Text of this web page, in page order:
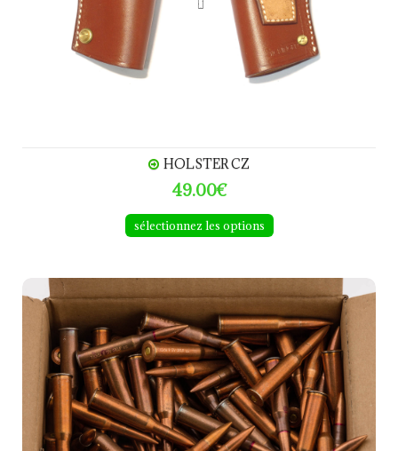
HOLSTER CZ
49.00€
sélectionnez les options
MUNITIONS SURPLUS calibre 7.62x54R